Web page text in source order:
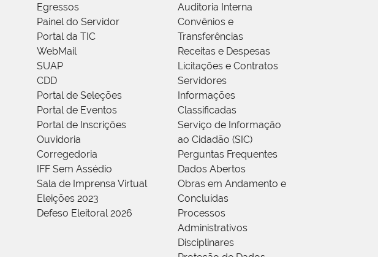
Egressos
Painel do Servidor
Portal da TIC
WebMail
SUAP
CDD
Portal de Seleções
Portal de Eventos
Portal de Inscrições
Ouvidoria
Corregedoria
IFF Sem Assédio
Sala de Imprensa Virtual
Eleições 2023
Defeso Eleitoral 2026
Auditoria Interna
Convênios e
Transferências
Receitas e Despesas
Licitações e Contratos
Servidores
Informações
Classificadas
Serviço de Informação
ao Cidadão (SIC)
Perguntas Frequentes
Dados Abertos
Obras em Andamento e
Concluídas
Processos
Administrativos
Disciplinares